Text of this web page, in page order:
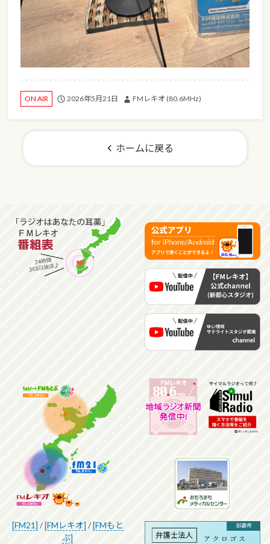
ON AIR 2026年5月21日 FMレキオ (80.6MHz)
ホームに戻る
[FM21] /[FMレキオ] /[FMもと
ぶ]